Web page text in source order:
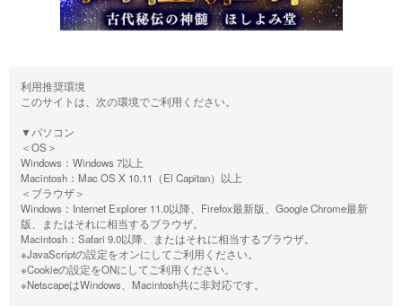
利用推奨環境
このサイトは、次の環境でご利用ください。
▼パソコン
＜OS＞
Windows：Windows 7以上
Macintosh：Mac OS X 10.11（El Capitan）以上
＜ブラウザ＞
Windows：Internet Explorer 11.0以降、Firefox最新版、Google Chrome最新
版、またはそれに相当するブラウザ。
Macintosh：Safari 9.0以降、またはそれに相当するブラウザ。
※JavaScriptの設定をオンにしてご利用ください。
※Cookieの設定をONにしてご利用ください。
※NetscapeはWindows、Macintosh共に非対応です。